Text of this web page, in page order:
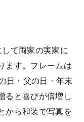
て両家の実家に
ます。フレームは
日・父の日・年末
ると喜びが倍増し
から和装で写真を